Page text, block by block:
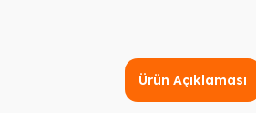
Ürün Açıklaması